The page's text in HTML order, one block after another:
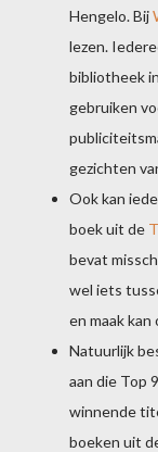
Hengelo. Bij
lezen.
bibliotheek
gebruiken
gezichten
Ook kan
boek uit de
bevat
wel iets
en maak
Natuurlijk
aan die Top
winnende
boeken uit